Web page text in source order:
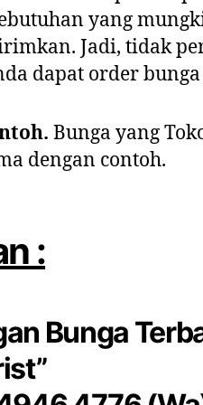
yang
Jadi, tidak
dapat order
Bunga yang
dengan contoh.
:
Bunga